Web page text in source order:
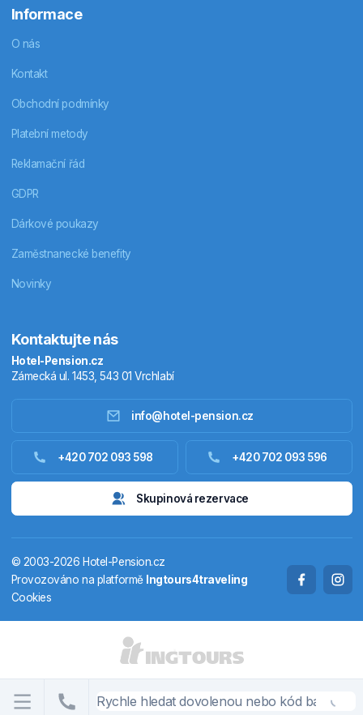
Ubytování zahraniční
Termály
Chaty a chalupy
DE
Informace
O nás
Kontakt
Obchodní podmínky
Platební metody
Reklamační řád
GDPR
Dárkové poukazy
Zaměstnanecké benefity
Novinky
Kontaktujte nás
Hotel-Pension.cz
Zámecká ul. 1453, 543 01 Vrchlabí
info@hotel-pension.cz
+420 702 093 598 +420 702 093 596
Skupinová rezervace
© 2003-2026 Hotel-Pension.cz
Provozováno na platformě Ingtours4traveling
Cookies